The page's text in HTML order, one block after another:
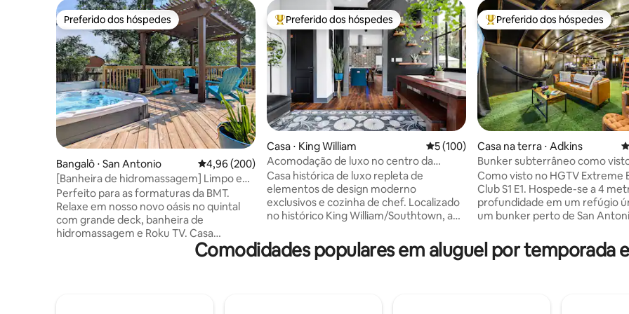
Preferido dos hóspedes
Preferido dos hóspedes
Bangalô ⋅ San Antonio 4,96 de uma avaliação média de 5, 200 avaliações
4,96 (200)
[Banheira de hidromassagem] Limpo e
aconchegante, perto de Ft Sam
Perfeito para as formaturas da BMT.
Relaxe em nosso novo oásis no quintal
com grande deck, banheira de
hidromassagem e Roku TV. Casa
charmosa dos anos 50 em estilo
Craftsman com quintal fechado +
Entre os melhores preferidos dos hóspedes
Preferido dos hóspedes
Casa ⋅ King William 5 de uma avaliação média de 5, 100
5 (100)
Acomodação de luxo no centro da
cidade em Southtown/King William
Casa histórica de luxo repleta de
elementos de design moderno
exclusivos e cozinha de chef. Localizado
no histórico King William/Southtown, a
parques. •Centro de Convenções Henry
B. Gonzalez: 5 minutos de carro/16
Entre os melhores preferidos
Preferido dos hóspedes
Casa na terra ⋅ Adkins
Bunker subterrâneo como
Como visto no HGTV Extreme
Club S1 E1. Hospede-se a 4
profundidade em um refúgio
um bunker perto de San
estilo fliperama, esta
oferece jogos clássicos, uma
Comodidades populares em aluguel por temporada